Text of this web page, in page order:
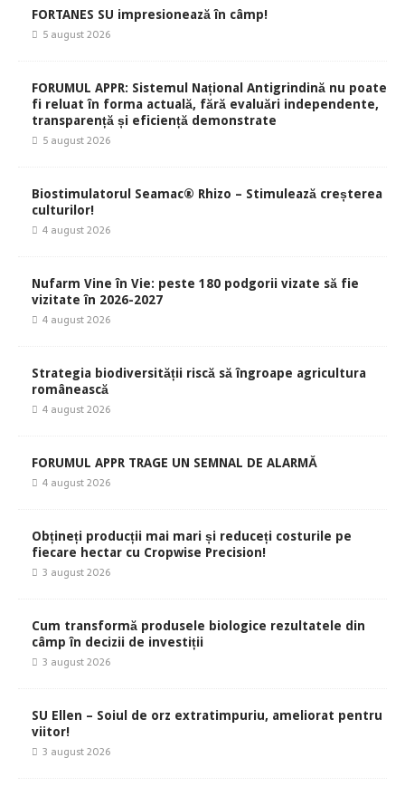
FORTANES SU impresionează în câmp!
5 august 2026
FORUMUL APPR: Sistemul Național Antigrindină nu poate
fi reluat în forma actuală, fără evaluări independente,
transparență și eficiență demonstrate
5 august 2026
Biostimulatorul Seamac® Rhizo – Stimulează creșterea
culturilor!
4 august 2026
Nufarm Vine în Vie: peste 180 podgorii vizate să fie
vizitate în 2026-2027
4 august 2026
Strategia biodiversității riscă să îngroape agricultura
românească
4 august 2026
FORUMUL APPR TRAGE UN SEMNAL DE ALARMĂ
4 august 2026
Obțineți producții mai mari și reduceți costurile pe
fiecare hectar cu Cropwise Precision!
3 august 2026
Cum transformă produsele biologice rezultatele din
câmp în decizii de investiții
3 august 2026
SU Ellen – Soiul de orz extratimpuriu, ameliorat pentru
viitor!
3 august 2026